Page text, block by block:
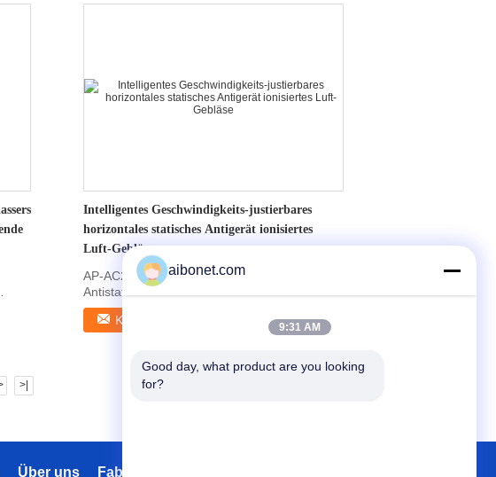
Intelligentes Geschwindigkeits-justierbares
horizontales statisches Antigerät ionisiertes
Luft-Gebläse
AP-AC2459 Professional Horizontal Ionizer
Antistatic Device Adjusttable Speed Ion Fan 1.
Specificati...
Kontakt
>|
Fabrik Tour
Über uns
aibonet.com
9:31 AM
Good day, what product are you looking
for?